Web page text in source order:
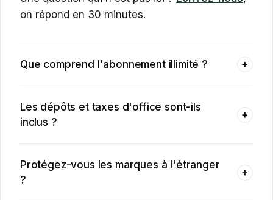
on répond en 30 minutes.
Que comprend l'abonnement illimité ? +
Les dépôts et taxes d'office sont-ils
inclus ?
+
Protégez-vous les marques à l'étranger
?
+